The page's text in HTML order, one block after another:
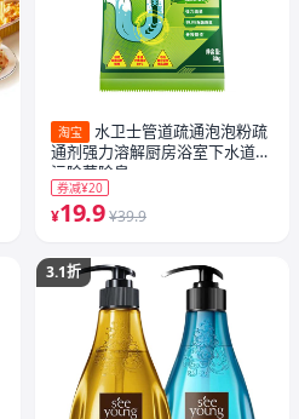
淘宝
水卫士管道疏通泡泡粉疏
通剂强力溶解厨房浴室下水道油
污除菌除臭
券减¥20
¥19.9 ¥39.9
3.1折